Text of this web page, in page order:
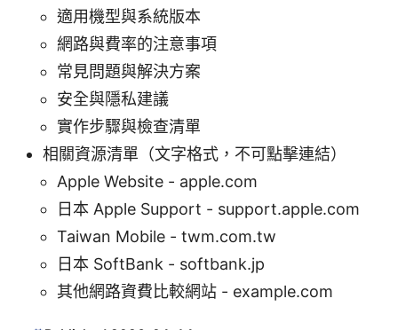
適用機型與系統版本
網路與費率的注意事項
常見問題與解決方案
安全與隱私建議
實作步驟與檢查清單
相關資源清單（文字格式，不可點擊連結）
Apple Website - apple.com
日本 Apple Support - support.apple.com
Taiwan Mobile - twm.com.tw
日本 SoftBank - softbank.jp
其他網路資費比較網站 - example.com